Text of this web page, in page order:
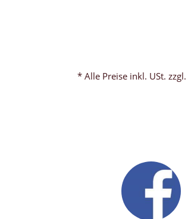
* Alle Preise inkl. USt. zzgl.